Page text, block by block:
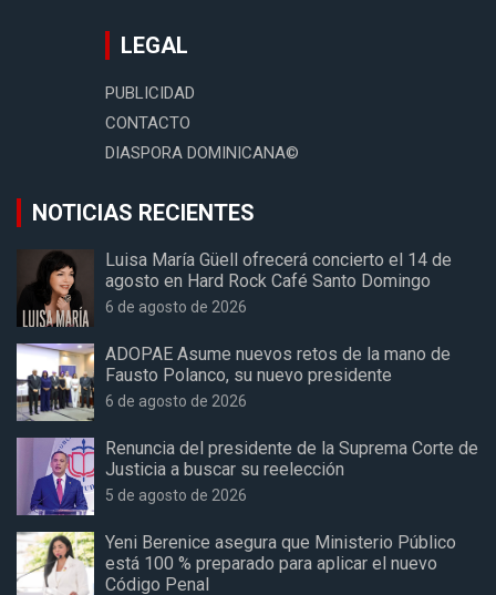
LEGAL
PUBLICIDAD
CONTACTO
DIASPORA DOMINICANA©
NOTICIAS RECIENTES
Luisa María Güell ofrecerá concierto el 14 de
agosto en Hard Rock Café Santo Domingo
6 de agosto de 2026
ADOPAE Asume nuevos retos de la mano de
Fausto Polanco, su nuevo presidente
6 de agosto de 2026
Renuncia del presidente de la Suprema Corte de
Justicia a buscar su reelección
5 de agosto de 2026
Yeni Berenice asegura que Ministerio Público
está 100 % preparado para aplicar el nuevo
Código Penal